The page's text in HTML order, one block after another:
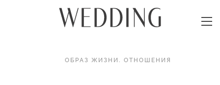
ОБРАЗ ЖИЗНИ . ОТНОШЕНИЯ